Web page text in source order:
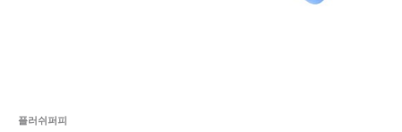
플러쉬퍼피